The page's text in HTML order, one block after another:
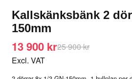
Kallskänksbänk 2
150mm
25 900 kr
13 900 kr
Excl. VAT